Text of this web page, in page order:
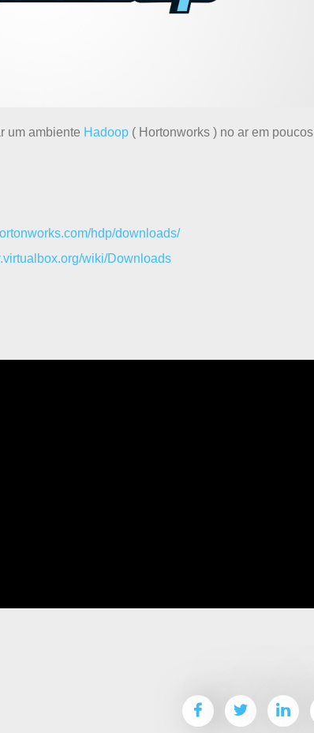
um ambiente Hadoop ( Hortonworks ) no ar em poucos
hdp/downloads/
wiki/Downloads